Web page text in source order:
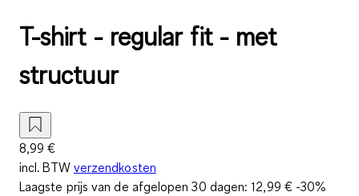
T-shirt - regular fit - met
structuur
8,99 €
incl. BTW verzendkosten
Laagste prijs van de afgelopen 30 dagen:12,99 €-30%